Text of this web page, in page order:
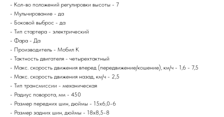
- Кол-во положений регулировки высоты - 7
- Мульчирование - да
- Боковой выброс - да
- Тип стартера - электрический
- Фара - Да
- Производитель - Мобил К
- Тактность двигателя - четырехтактный
- Макс. скорость движения вперед (передвижение/кошение), км/ч - 1,6 - 7,5
- Макс. скорость движения назад, км/ч - 2,5
- Тип трансмиссии - механическая
- Радиус поворота, мм - 450
- Размер передних шин, дюймы - 15х6,0-6
- Размер задних шин, дюймы - 18х8,5-8